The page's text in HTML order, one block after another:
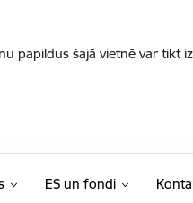
papildus šajā vietnē var tikt
ES un fondi